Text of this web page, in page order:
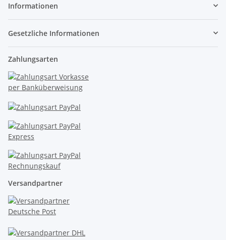
Informationen
Gesetzliche Informationen
Zahlungsarten
Versandpartner